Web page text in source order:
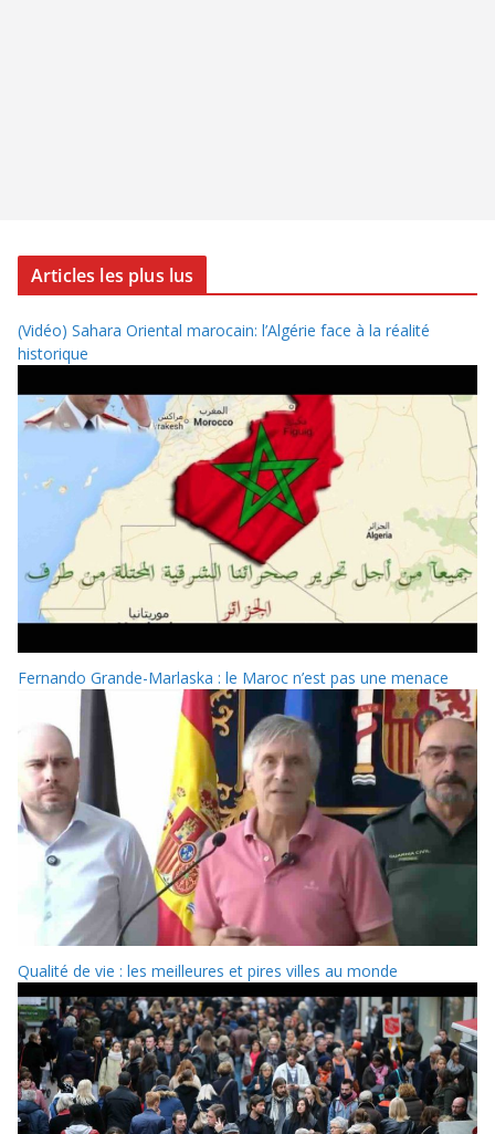
Articles les plus lus
(Vidéo) Sahara Oriental marocain: l’Algérie face à la réalité
historique
Fernando Grande-Marlaska : le Maroc n’est pas une menace
Qualité de vie : les meilleures et pires villes au monde